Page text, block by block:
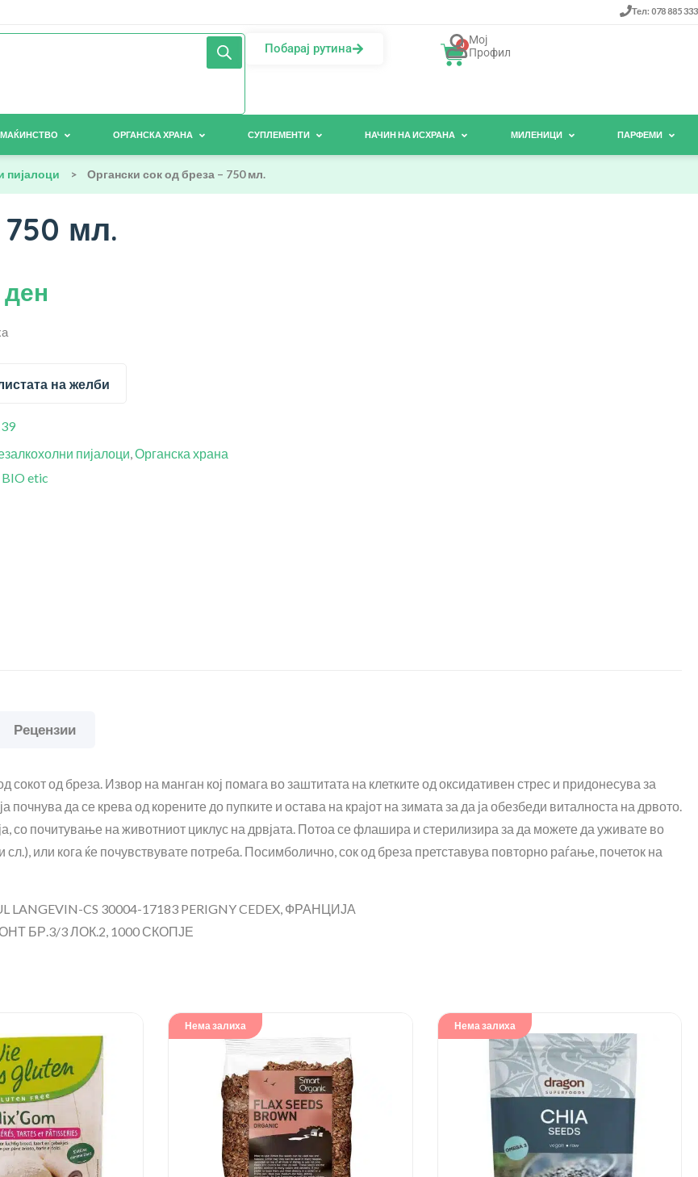
Тел: 078 885 333
Побарај рутина 0 Мој
Профил
ОРГАНСКА ХРАНА СУПЛЕМЕНТИ НАЧИН НА ИСХРАНА МИЛЕНИЦИ ПАРФЕМИ
пијалоци > Органски сок од бреза – 750 мл.
750 мл.
ден
на желби
пијалоци,Органска храна
BIO etic
Рецензии
сокот од бреза. Извор на манган кој помага во заштитата на клетките од оксидативен стрес и придонесува за
да се крева од корените до пупките и остава на крајот на зимата за да ја обезбеди виталноста на дрвото.
со почитување на животниот циклус на дрвјата. Потоа се флашира и стерилизира за да можете да уживате во
или кога ќе почувствувате потреба. Посимболично, сок од бреза претставува повторно раѓање, почеток на
CS 30004-17183 PERIGNY CEDEX, ФРАНЦИЈА
БР.3/3 ЛОК.2, 1000 СКОПЈЕ
Нема залиха Нема залиха